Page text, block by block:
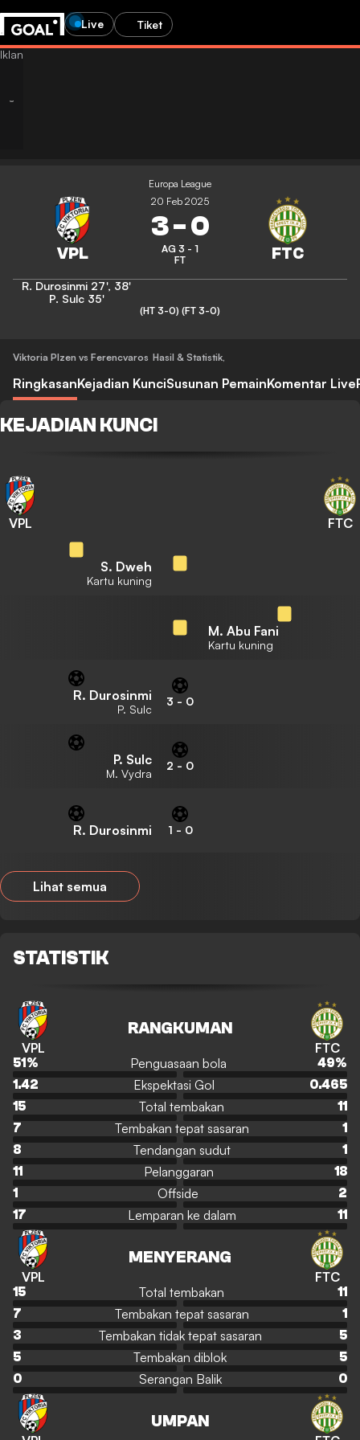
Live Tiket
Europa League
20 Feb 2025
3-0
AG 3 - 1
FT
R. Durosinmi 27', 38'
P. Sulc 35'
(HT 3-0) (FT 3-0)
Viktoria Plzen vs Ferencvaros Hasil & Statistik,
RingkasanKejadian KunciSusunan PemainKomentar Live
KEJADIAN KUNCI
VPL FTC
S. Dweh
Kartu kuning
M. Abu Fani
Kartu kuning
R. Durosinmi
P. Sulc
3 - 0
P. Sulc
M. Vydra
2 - 0
R. Durosinmi 1 - 0
Lihat semua
STATISTIK
VPL
RANGKUMAN
FTC
51 % Penguasaan bola 49%
1.42
Ekspektasi Gol
0.465
15
Total tembakan
11
7
Tembakan tepat sasaran
1
8
Tendangan sudut
1
11
Pelanggaran
18
1
Offside
2
17
Lemparan ke dalam 11
VPL
MENYERANG
FTC
15 Total tembakan
11
7
Tembakan tepat sasaran
1
3
Tembakan tidak tepat sasaran
5
5
Tembakan diblok
5
0
Serangan Balik 0
UMPAN